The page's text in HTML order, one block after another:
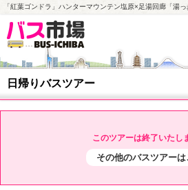
「紅葉ゴンドラ」ハンターマウンテン塩原×足湯回廊「湯
日帰りバスツアー
このツアーは終了いたし
その他のバスツアーは